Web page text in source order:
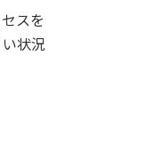
スを
状況